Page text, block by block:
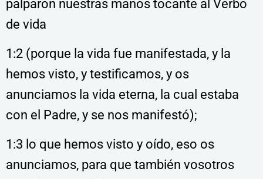
palparon nuestras manos tocante al Verbo
de vida
1:2 (porque la vida fue manifestada, y la
hemos visto, y testificamos, y os
anunciamos la vida eterna, la cual estaba
con el Padre, y se nos manifestó);
1:3 lo que hemos visto y oído, eso os
anunciamos, para que también vosotros